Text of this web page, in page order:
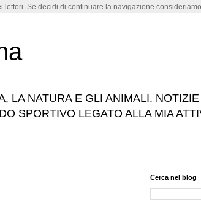
LA NATURA E GLI ANIMALI.
SPORTIVO LEGATO ALLA MIA
Cerca nel blog
Se decidi di continuare la navigazione